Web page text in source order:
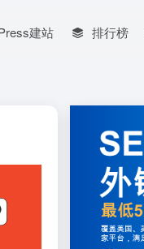
建站 排行榜